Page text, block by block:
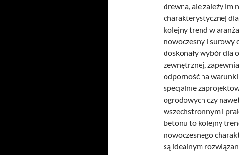
drewna, ale zależy im
charakterystycznej
kolejny trend w
nowoczesny i surowy
doskonały wybór dla
zewnętrznej,
odporność na warunki
specjalnie
ogrodowych czy
wszechstronnym i
betonu to kolejny
nowoczesnego
są idealnym